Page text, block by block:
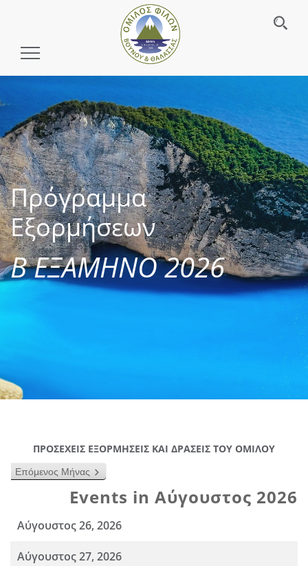
Toggle
Πρόγραμμα
Εξορμήσεων
Β ΕΞΑΜΗΝΟ 2026
ΠΡΟΣΕΧΕΙΣ ΕΞΟΡΜΗΣΕΙΣ ΚΑΙ ΔΡΑΣΕΙΣ ΤΟΥ ΟΜΙΛΟΥ
Επόμενος Μήνας
Events in Αύγουστος 2026
Αύγουστος 26, 2026
Αύγουστος 27, 2026